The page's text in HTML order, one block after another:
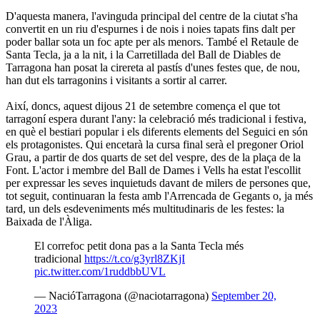
D'aquesta manera, l'avinguda principal del centre de la ciutat s'ha
convertit en un riu d'espurnes i de nois i noies tapats fins dalt per
poder ballar sota un foc apte per als menors. També el Retaule de
Santa Tecla, ja a la nit, i la Carretillada del Ball de Diables de
Tarragona han posat la cirereta al pastís d'unes festes que, de nou,
han dut els tarragonins i visitants a sortir al carrer.
Així, doncs, aquest dijous 21 de setembre comença el que tot
tarragoní espera durant l'any: la celebració més tradicional i festiva,
en què el bestiari popular i els diferents elements del Seguici en són
els protagonistes. Qui encetarà la cursa final serà el pregoner Oriol
Grau, a partir de dos quarts de set del vespre, des de la plaça de la
Font. L'actor i membre del Ball de Dames i Vells ha estat l'escollit
per expressar les seves inquietuds davant de milers de persones que,
tot seguit, continuaran la festa amb l'Arrencada de Gegants o, ja més
tard, un dels esdeveniments més multitudinaris de les festes: la
Baixada de l'Àliga.
El correfoc petit dona pas a la Santa Tecla més
tradicional https://t.co/g3yrl8ZKjI
pic.twitter.com/1ruddbbUVL
— NacióTarragona (@naciotarragona) September 20,
2023